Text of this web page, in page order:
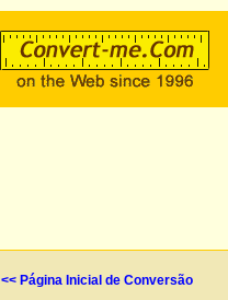
<< Página Inicial de Conversão